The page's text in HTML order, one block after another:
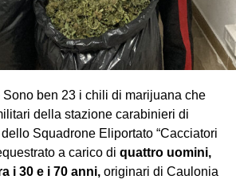
ben 23 i chili di marijuana che
della stazione carabinieri di
Squadrone Eliportato “Cacciatori
a carico di quattro uomini,
i 30 e i 70 anni,originari di Caulonia